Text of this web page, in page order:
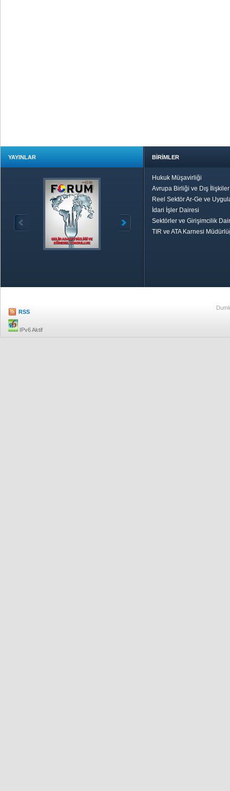
YAYINLAR BİRİMLER
Hukuk Müşavirliği
Avrupa Birliği ve Dış
Reel Sektör Ar-Ge ve
İdari İşler Dairesi
Sektörler ve Girişimcilik
TIR ve ATA Karnesi
RSS
IPv6 Aktif